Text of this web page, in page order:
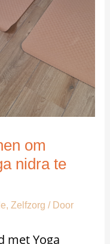
om
nidra te
, Zelfzorg / Door
met Yoga